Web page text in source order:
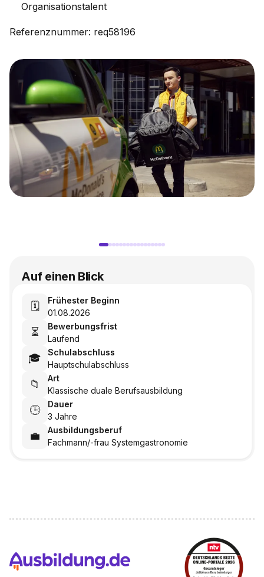
Organisationstalent
Referenznummer: req58196
Auf einen Blick
🗓️
Frühester Beginn
01.08.2026
⏳
Bewerbungsfrist
Laufend
🎓
Schulabschluss
Hauptschulabschluss
📁
Art
Klassische duale Berufsausbildung
🕒
Dauer
3 Jahre
💼
Ausbildungsberuf
Fachmann/-frau Systemgastronomie